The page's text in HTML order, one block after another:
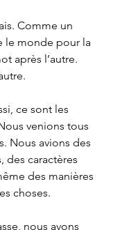
Comme un
le monde pour la
après l’autre.
ce sont les
venions tous
Nous avions des
des caractères
des manières
choses.
nous avons